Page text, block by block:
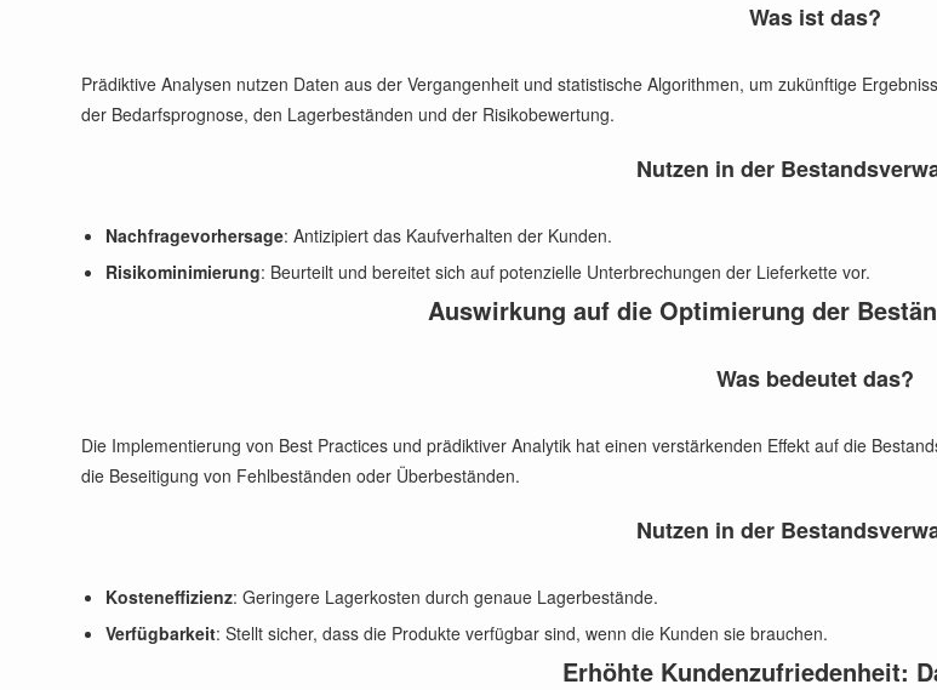
Was ist das?
Prädiktive Analysen nutzen Daten aus der Vergangenheit und statistische Algorithmen, um zukünftige
der Bedarfsprognose, den Lagerbeständen und der Risikobewertung.
Nutzen in der
Nachfragevorhersage: Antizipiert das Kaufverhalten der Kunden.
Risikominimierung: Beurteilt und bereitet sich auf potenzielle Unterbrechungen der Lieferkette vor.
Auswirkung auf die Optimierung der
Was bedeutet das?
Die Implementierung von Best Practices und prädiktiver Analytik hat einen verstärkenden Effekt auf die
die Beseitigung von Fehlbeständen oder Überbeständen.
Nutzen in der
Kosteneffizienz: Geringere Lagerkosten durch genaue Lagerbestände.
Verfügbarkeit: Stellt sicher, dass die Produkte verfügbar sind, wenn die Kunden sie brauchen.
Erhöhte Kundenzufriedenheit: